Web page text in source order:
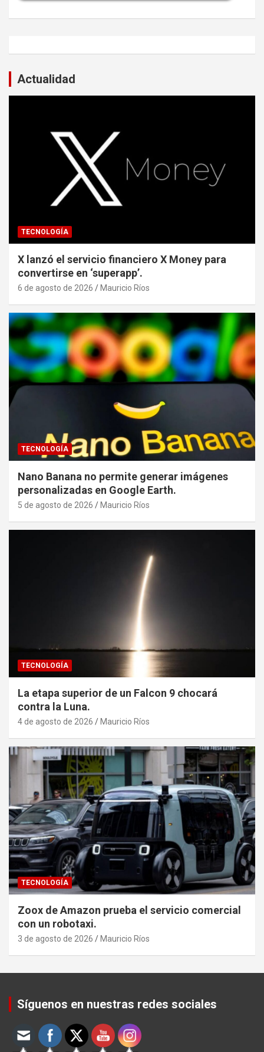
Actualidad
TECNOLOGÍA
X lanzó el servicio financiero X Money para
convertirse en ‘superapp’.
6 de agosto de 2026 Mauricio Ríos
TECNOLOGÍA
Nano Banana no permite generar imágenes
personalizadas en Google Earth.
5 de agosto de 2026 Mauricio Ríos
TECNOLOGÍA
La etapa superior de un Falcon 9 chocará
contra la Luna.
4 de agosto de 2026 Mauricio Ríos
TECNOLOGÍA
Zoox de Amazon prueba el servicio comercial
con un robotaxi.
3 de agosto de 2026 Mauricio Ríos
Síguenos en nuestras redes sociales